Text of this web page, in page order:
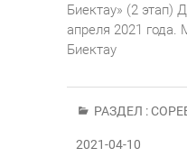
Биектау» (2 этап)
апреля 2021
Биектау
РАЗДЕЛ :
2021-04-10